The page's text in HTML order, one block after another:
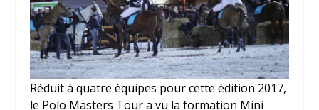
Réduit à quatre équipes pour cette édition 2017,
le Polo Masters Tour a vu la formation Mini